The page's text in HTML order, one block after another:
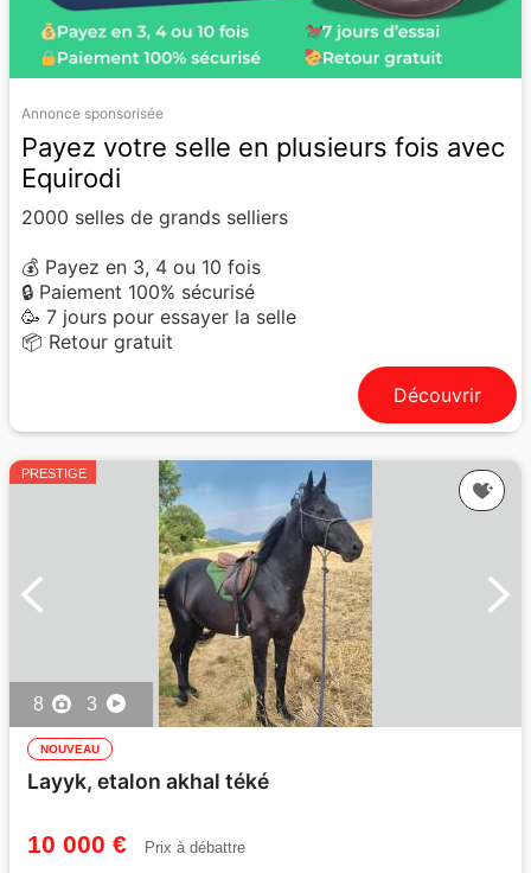
Annonce sponsorisée
Payez votre selle en plusieurs fois avec
Equirodi
2000 selles de grands selliers
💰 Payez en 3, 4 ou 10 fois
🔒 Paiement 100% sécurisé
🥳 7 jours pour essayer la selle
📦 Retour gratuit
Découvrir
PRESTIGE
8 3
NOUVEAU
Layyk, etalon akhal téké
10 000 € Prix à débattre